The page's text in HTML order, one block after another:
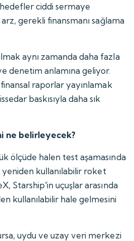
ciddi sermaye
gerekli finansmanı sağlama
aynı zamanda daha fazla
denetim anlamına geliyor.
raporlar yayınlamak
baskısıyla daha sık
ne belirleyecek?
ölçüde halen test aşamasında
yeniden kullanılabilir roket
Starship'in uçuşlar arasında
kullanılabilir hale gelmesini
uydu ve uzay veri merkezi